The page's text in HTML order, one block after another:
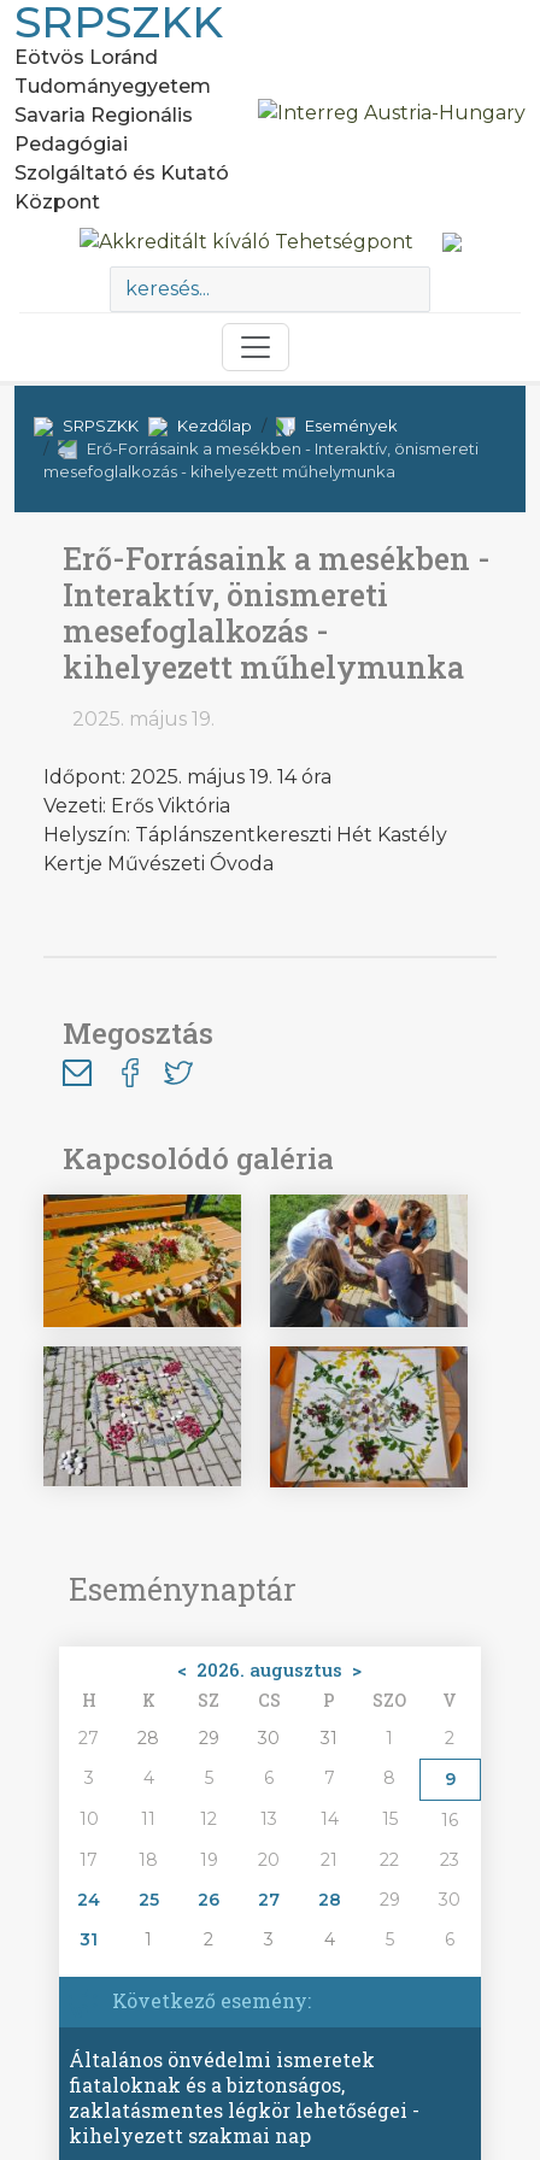
SRPSZKK
Eötvös Loránd
Tudományegyetem
Savaria Regionális
Pedagógiai
Szolgáltató és Kutató
Központ
SRPSZKK Kezdőlap
Események
Erő-Forrásaink a mesékben - Interaktív, önismereti
mesefoglalkozás - kihelyezett műhelymunka
Eseménynaptár
< 2026. augusztus >
H K SZ CS P SZO V
27 28 29 30 31 1
2
3
4 5 6 7 8
9
10
11 12 13 14 15
16
17
18 19 20 21 22
23
24
25 26 27 28 29
30
31
1 2 3 4 5 6
Következő esemény:
Általános önvédelmi ismeretek
fiataloknak és a biztonságos,
zaklatásmentes légkör lehetőségei -
kihelyezett szakmai nap
Erő-Forrásaink a mesékben -
Interaktív, önismereti
mesefoglalkozás -
kihelyezett műhelymunka
2025. május 19.
Időpont: 2025. május 19. 14 óra
Vezeti: Erős Viktória
Helyszín: Táplánszentkereszti Hét Kastély
Kertje Művészeti Óvoda
Megosztás
Kapcsolódó galéria